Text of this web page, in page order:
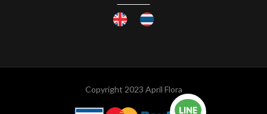
Copyright 2023 April Flora